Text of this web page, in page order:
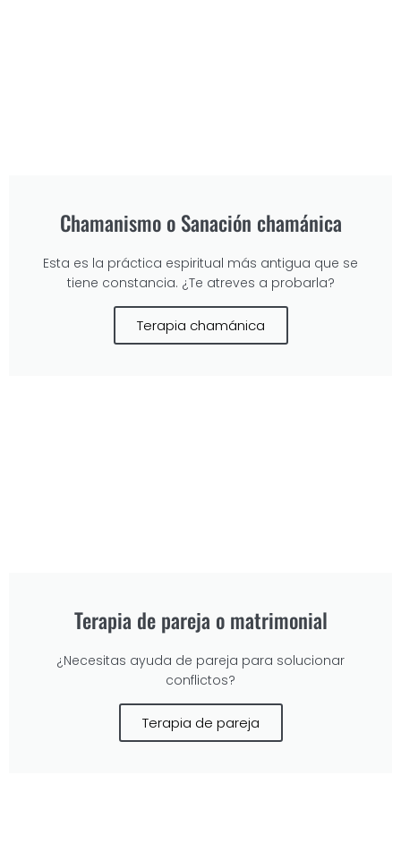
Chamanismo o Sanación chamánica
Esta es la práctica espiritual más antigua que se
tiene constancia. ¿Te atreves a probarla?
Terapia chamánica
Terapia de pareja o matrimonial
¿Necesitas ayuda de pareja para solucionar
conflictos?
Terapia de pareja